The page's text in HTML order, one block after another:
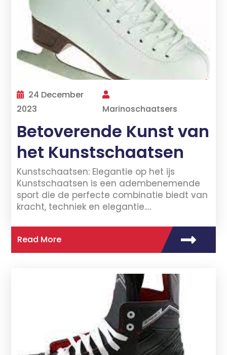
24 December
2023
Marinoschaatsers
Betoverende Kunst van
het Kunstschaatsen
Kunstschaatsen: Elegantie op het ijs
Kunstschaatsen is een adembenemende
sport die de perfecte combinatie biedt van
kracht, techniek en elegantie.…
Read More